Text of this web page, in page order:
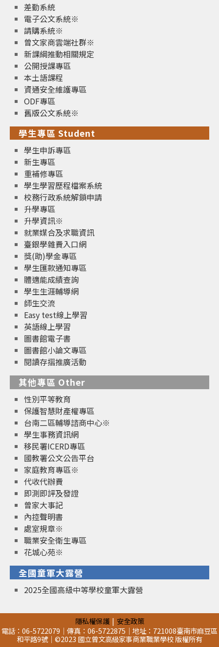
差勤系統
電子公文系統※
請購系統※
曾文家商雲端社群※
新課綱推動相關規定
公開授課專區
本土語課程
資通安全維護專區
ODF專區
舊版公文系統※
學生專區 Student
學生申訴專區
新生專區
重補修專區
學生學習歷程檔案系統
校務行政系統解鎖申請
升學專區
升學資訊※
就業媒合及求職資訊
臺銀學雜費入口網
獎(助)學金專區
學生匯款通知專區
體適能成績查詢
學生生涯輔導網
師生交流
Easy test線上學習
英語線上學習
圖書館電子書
圖書館小論文專區
閱讀存摺推廣活動
其他專區 Other
性別平等教育
保護智慧財產權專區
台南二區輔導諮商中心※
學生事務資訊網
移民署ICERD專區
國教署公文公告平台
家庭教育專區※
代收代辦費
即測即評及發證
曾家大事記
內控聲明書
處室規章※
職業安全衛生專區
花城心苑※
全國童軍大露營
2025全國高級中等學校童軍大露營
隱私權保護
安全政策
電話：06-5722079｜傳真：06-5722875｜地址：721008臺南市麻豆區
和平路9號｜©2023 國立曾文高級家事商業職業學校 版權所有